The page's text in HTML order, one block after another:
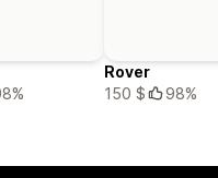
Rover
150 $
98%